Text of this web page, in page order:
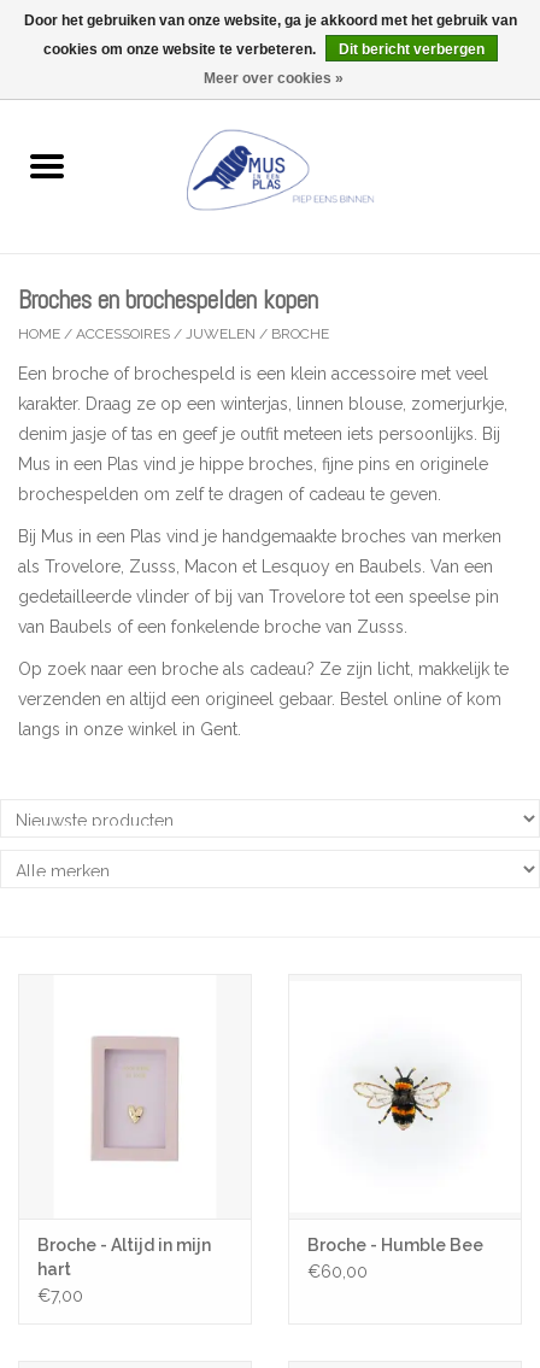
0 Artikelen - €0,00
Wenskaarten
Troost
Pasen
Cadeaubonnen
Broches en brochespelden kopen
HOME / ACCESSOIRES / JUWELEN / BROCHE
Een broche of brochespeld is een klein accessoire met veel
karakter. Draag ze op een winterjas, linnen blouse, zomerjurkje,
denim jasje of tas en geef je outfit meteen iets persoonlijks. Bij
Mus in een Plas vind je hippe broches, fijne pins en originele
brochespelden om zelf te dragen of cadeau te geven.
Bij Mus in een Plas vind je handgemaakte broches van merken
als Trovelore, Zusss, Macon et Lesquoy en Baubels. Van een
gedetailleerde vlinder of bij van Trovelore tot een speelse pin
van Baubels of een fonkelende broche van Zusss.
Op zoek naar een broche als cadeau? Ze zijn licht, makkelijk te
verzenden en altijd een origineel gebaar. Bestel online of kom
langs in onze winkel in Gent.
Broche - Altijd in mijn
hart
€7,00
Broche - Humble Bee
€60,00
Door het gebruiken van onze website, ga je akkoord met het gebruik van
cookies om onze website te verbeteren.
Dit bericht verbergen
Meer over cookies »
Wij zijn uitzonderlijk gesloten op Do 06/08 en Do 13/08